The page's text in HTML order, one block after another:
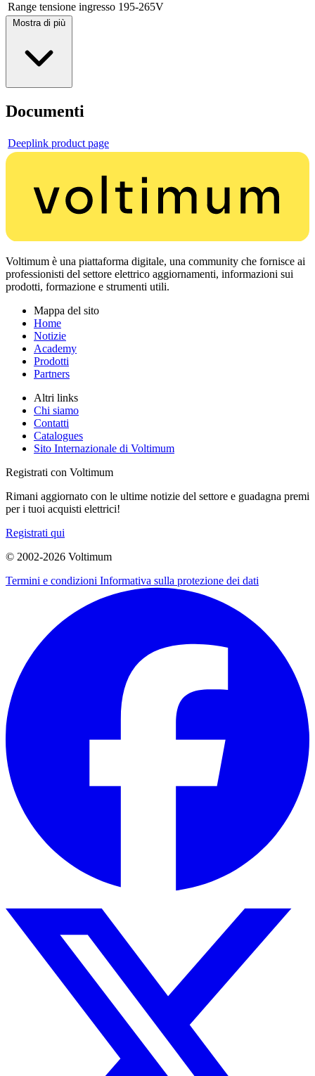
Range tensione ingresso 195-265V
Mostra di più
Documenti
Deeplink product page
Voltimum è una piattaforma digitale, una community che fornisce ai
professionisti del settore elettrico aggiornamenti, informazioni sui
prodotti, formazione e strumenti utili.
Mappa del sito
Home
Notizie
Academy
Prodotti
Partners
Altri links
Chi siamo
Contatti
Catalogues
Sito Internazionale di Voltimum
Registrati con Voltimum
Rimani aggiornato con le ultime notizie del settore e guadagna premi
per i tuoi acquisti elettrici!
Registrati qui
© 2002-2026 Voltimum
Termini e condizioni Informativa sulla protezione dei dati